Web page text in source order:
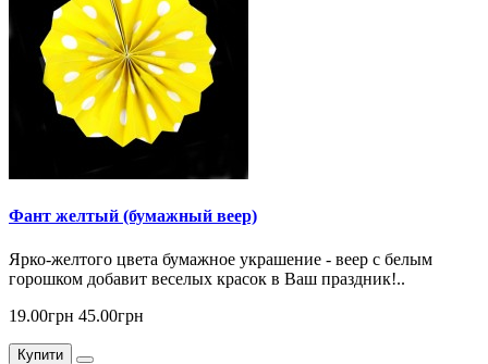
Фант желтый (бумажный веер)
Ярко-желтого цвета бумажное украшение - веер с белым
горошком добавит веселых красок в Ваш праздник!..
19.00грн 45.00грн
Купити